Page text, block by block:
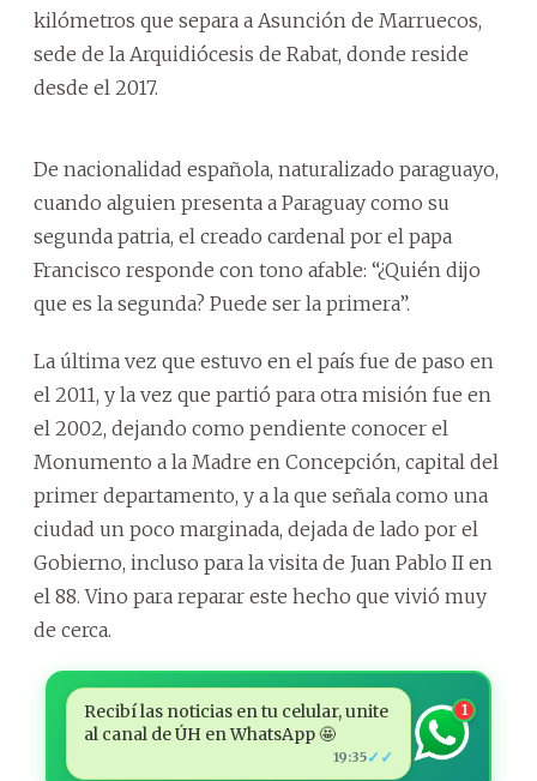
kilómetros que separa a Asunción de Marruecos,
sede de la Arquidiócesis de Rabat, donde reside
desde el 2017.
De nacionalidad española, naturalizado paraguayo,
cuando alguien presenta a Paraguay como su
segunda patria, el creado cardenal por el papa
Francisco responde con tono afable: “¿Quién dijo
que es la segunda? Puede ser la primera”.
La última vez que estuvo en el país fue de paso en
el 2011, y la vez que partió para otra misión fue en
el 2002, dejando como pendiente conocer el
Monumento a la Madre en Concepción, capital del
primer departamento, y a la que señala como una
ciudad un poco marginada, dejada de lado por el
Gobierno, incluso para la visita de Juan Pablo II en
el 88. Vino para reparar este hecho que vivió muy
de cerca.
Recibí las noticias en tu celular, unite
al canal de ÚH en WhatsApp 🤩
19:35✓✓
1